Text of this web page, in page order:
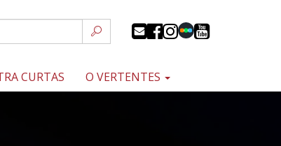
CURTAS O VERTENTES